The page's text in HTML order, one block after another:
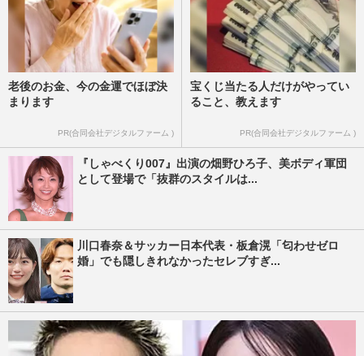
老後のお金、今の金運でほぼ決
まります
PR(合同会社デジタルファーム )
宝くじ当たる人だけがやってい
ること、教えます
PR(合同会社デジタルファーム )
『しゃべくり007』出演の畑野ひろ子、美ボディ軍団
として登場で「抜群のスタイルは...
川口春奈＆サッカー日本代表・板倉滉「匂わせゼロ
婚」でも隠しきれなかったセレブすぎ...